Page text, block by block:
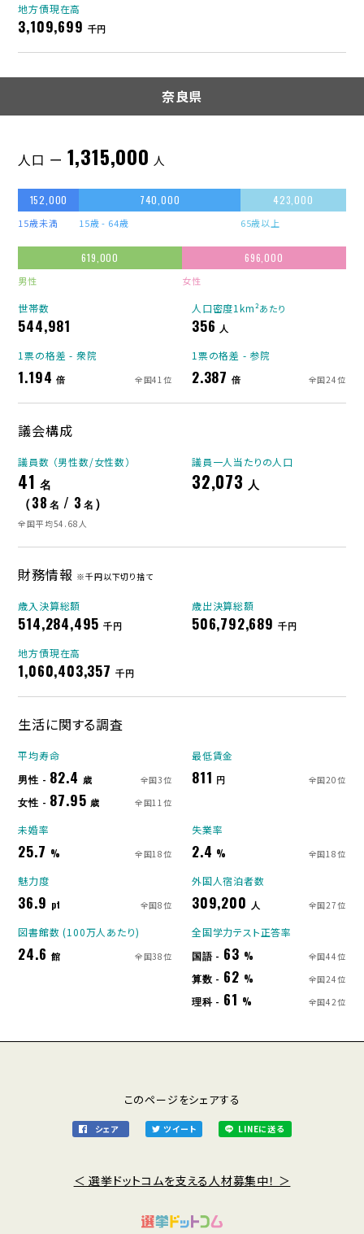
地方債現在高
3,109,699 千円
奈良県
人口 ー 1,315,000 人
152,000
15歳未満
740,000
15歳 - 64歳
423,000
65歳以上
619,000
男性
696,000
女性
世帯数
544,981
人口密度1km²あたり
356 人
1票の格差 - 衆院
1.194 倍 全国41位
1票の格差 - 参院
2.387 倍 全国24位
議会構成
議員数 （男性数/女性数）
41 名
（38 名 / 3 名 ）
全国平均54.68人
議員一人当たりの人口
32,073 人
財務情報 ※千円以下切り捨て
歳入決算総額
514,284,495 千円
歳出決算総額
506,792,689 千円
地方債現在高
1,060,403,357 千円
生活に関する調査
平均寿命
男性 - 82.4 歳 全国3位
女性 - 87.95 歳 全国11位
最低賃金
811 円 全国20位
未婚率
25.7 % 全国18位
失業率
2.4 % 全国18位
魅力度
36.9 pt 全国8位
外国人宿泊者数
309,200 人 全国27位
図書館数 (100万人あたり)
24.6 館 全国38位
全国学力テスト正答率
国語 - 63 % 全国44位
算数 - 62 % 全国24位
理科 - 61 % 全国42位
このページをシェアする
シェア ツイート LINEに送る
＜ 選挙ドットコムを支える人材募集中！ ＞